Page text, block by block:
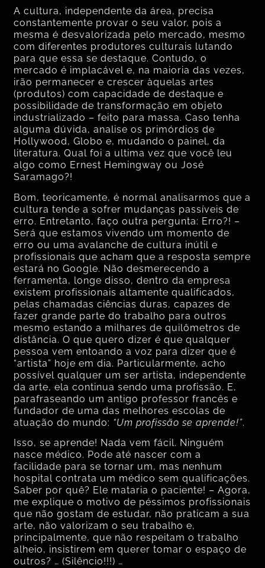
A cultura, independente da área, precisa
constantemente provar o seu valor, pois a
mesma é desvalorizada pelo mercado, mesmo
com diferentes produtores culturais lutando
para que essa se destaque. Contudo, o
mercado é implacável e, na maioria das vezes,
irão permanecer e crescer àquelas artes
(produtos) com capacidade de destaque e
possibilidade de transformação em objeto
industrializado – feito para massa. Caso tenha
alguma dúvida, analise os primórdios de
Hollywood, Globo e, mudando o painel, da
literatura. Qual foi a ultima vez que você leu
algo como Ernest Hemingway ou José
Saramago?!
Bom, teoricamente, é normal analisarmos que a
cultura tende a sofrer mudanças passíveis de
erro. Entretanto, faço outra pergunta: Erro?! –
Será que estamos vivendo um momento de
erro ou uma avalanche de cultura inútil e
profissionais que acham que a resposta sempre
estará no Google. Não desmerecendo a
ferramenta, longe disso, dentro da empresa
existem profissionais altamente qualificados,
pelas chamadas ciências duras, capazes de
fazer grande parte do trabalho para outros
mesmo estando a milhares de quilômetros de
distância. O que quero dizer é que qualquer
pessoa vem entoando a voz para dizer que é
“artista” hoje em dia. Particularmente, acho
possível qualquer um ser artista, independente
da arte, ela continua sendo uma profissão. E,
parafraseando um antigo professor francês e
fundador de uma das melhores escolas de
atuação do mundo: “Um profissão se aprende!”.
Isso, se aprende! Nada vem fácil. Ninguém
nasce médico. Pode até nascer com a
facilidade para se tornar um, mas nenhum
hospital contrata um médico sem qualificações.
Saber por quê? Ele mataria o paciente! – Agora,
me explique o motivo de péssimos profissionais
que não gostam de estudar, não praticam a sua
arte, não valorizam o seu trabalho e,
principalmente, que não respeitam o trabalho
alheio, insistirem em querer tomar o espaço de
outros? … (Silêncio!!!) …